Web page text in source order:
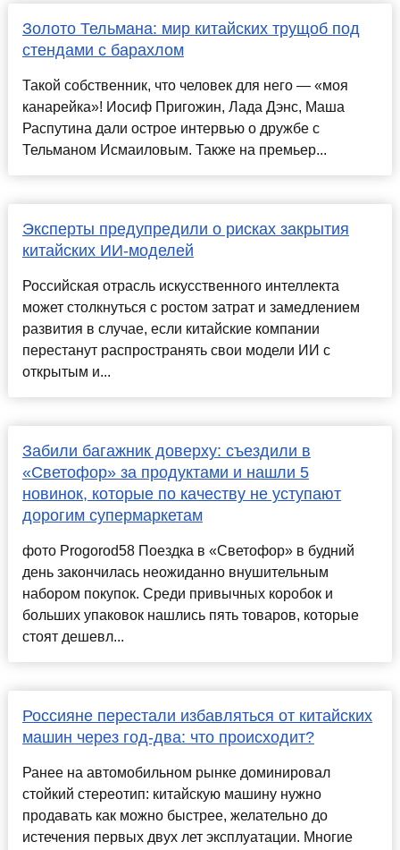
Золото Тельмана: мир китайских трущоб под
стендами с барахлом
Такой собственник, что человек для него — «моя
канарейка»! Иосиф Пригожин, Лада Дэнс, Маша
Распутина дали острое интервью о дружбе с
Тельманом Исмаиловым. Также на премьер...
Эксперты предупредили о рисках закрытия
китайских ИИ-моделей
Российская отрасль искусственного интеллекта
может столкнуться с ростом затрат и замедлением
развития в случае, если китайские компании
перестанут распространять свои модели ИИ с
открытым и...
Забили багажник доверху: съездили в
«Светофор» за продуктами и нашли 5
новинок, которые по качеству не уступают
дорогим супермаркетам
фото Progorod58 Поездка в «Светофор» в будний
день закончилась неожиданно внушительным
набором покупок. Среди привычных коробок и
больших упаковок нашлись пять товаров, которые
стоят дешевл...
Россияне перестали избавляться от китайских
машин через год-два: что происходит?
Ранее на автомобильном рынке доминировал
стойкий стереотип: китайскую машину нужно
продавать как можно быстрее, желательно до
истечения первых двух лет эксплуатации. Многие